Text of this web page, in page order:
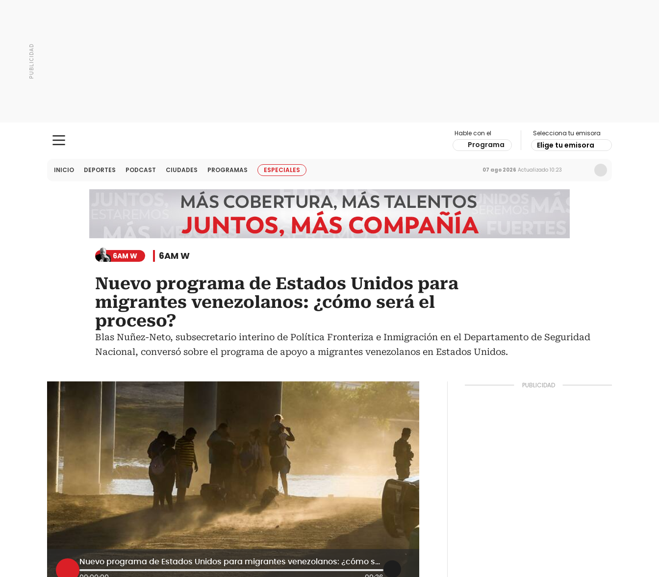
Hable con el
Programa
Selecciona tu emisora
Elige tu emisora
INICIO DEPORTES PODCAST CIUDADES PROGRAMAS ESPECIALES 07 ago 2026 Actualizado 10:23
6AM W 6AM W
Nuevo programa de Estados Unidos para
migrantes venezolanos: ¿cómo será el
proceso?
Blas Nuñez-Neto, subsecretario interino de Política Fronteriza e Inmigración en el Departamento de Seguridad
Nacional, conversó sobre el programa de apoyo a migrantes venezolanos en Estados Unidos.
Nuevo programa de Estados Unidos para migrantes venezolanos: ¿cómo será el proceso?